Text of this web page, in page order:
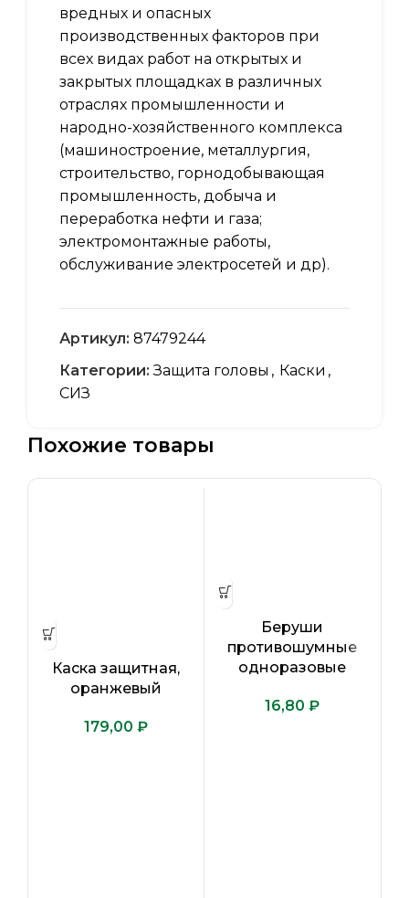
вредных и опасных
производственных факторов при
всех видах работ на открытых и
закрытых площадках в различных
отраслях промышленности и
народно-хозяйственного комплекса
(машиностроение, металлургия,
строительство, горнодобывающая
промышленность, добыча и
переработка нефти и газа;
электромонтажные работы,
обслуживание электросетей и др).
Артикул: 87479244
Категории: Защита головы , Каски ,
СИЗ
Похожие товары
Каска защитная,
оранжевый
₽
Беруши
противошумные
одноразовые
₽